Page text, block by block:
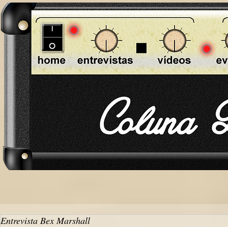
Entrevista Bex Marshall